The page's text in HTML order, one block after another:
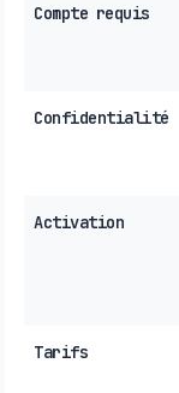
Compte requis
Confidentialité
Activation
Tarifs